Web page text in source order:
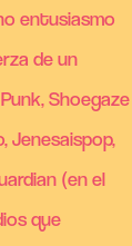
entusiasmo
de un
Shoegaze
Jenesaispop,
(en el
que